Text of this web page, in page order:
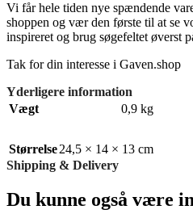
Vi får hele tiden nye spændende
shoppen og vær den første til at se
inspireret og brug søgefeltet øverst
Tak for din interesse i Gaven.shop
Yderligere information
Vægt
0,9 kg
Størrelse24,5 × 14 × 13 cm
Shipping & Delivery
Du kunne også være